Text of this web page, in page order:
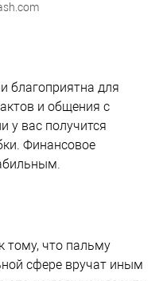
благоприятна для
и общения с
у вас получится
Финансовое
тому, что пальму
сфере вручат иным